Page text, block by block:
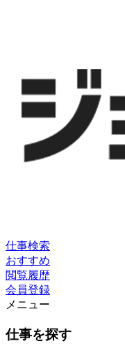
仕事検索
おすすめ
閲覧履歴
会員登録
メニュー
仕事を探す